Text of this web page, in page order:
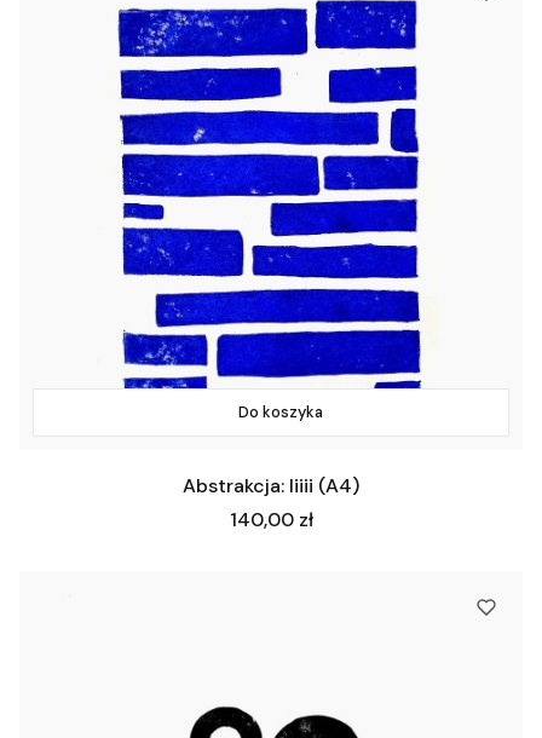
Do koszyka
Abstrakcja: Iiiii (A4)
Cena
140,00 zł